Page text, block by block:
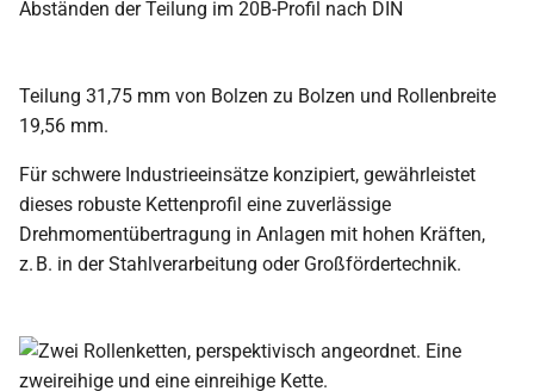
Teilung 31,75 mm von Bolzen zu Bolzen und Rollenbreite
19,56 mm.
Für schwere Industrieeinsätze konzipiert, gewährleistet
dieses robuste Kettenprofil eine zuverlässige
Drehmomentübertragung in Anlagen mit hohen Kräften,
z. B. in der Stahlverarbeitung oder Großfördertechnik.